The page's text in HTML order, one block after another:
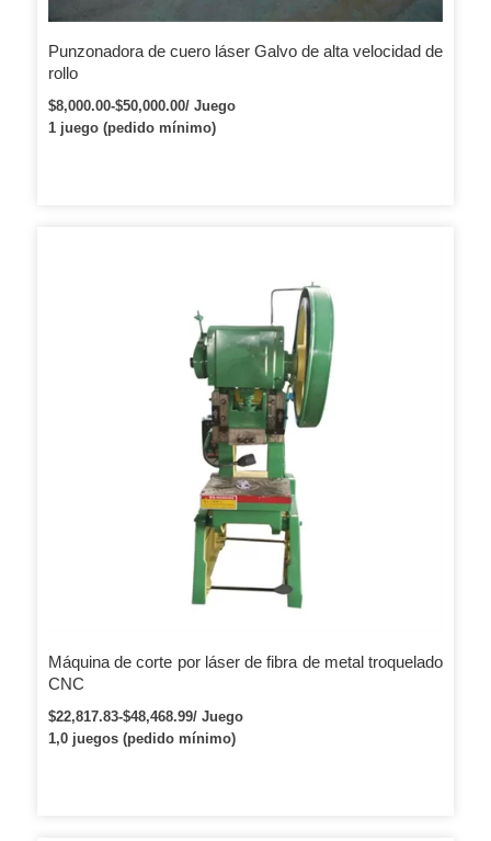
Punzonadora de cuero láser Galvo de alta velocidad de
rollo
$8,000.00-$50,000.00/ Juego
1 juego (pedido mínimo)
Máquina de corte por láser de fibra de metal troquelado
CNC
$22,817.83-$48,468.99/ Juego
1,0 juegos (pedido mínimo)